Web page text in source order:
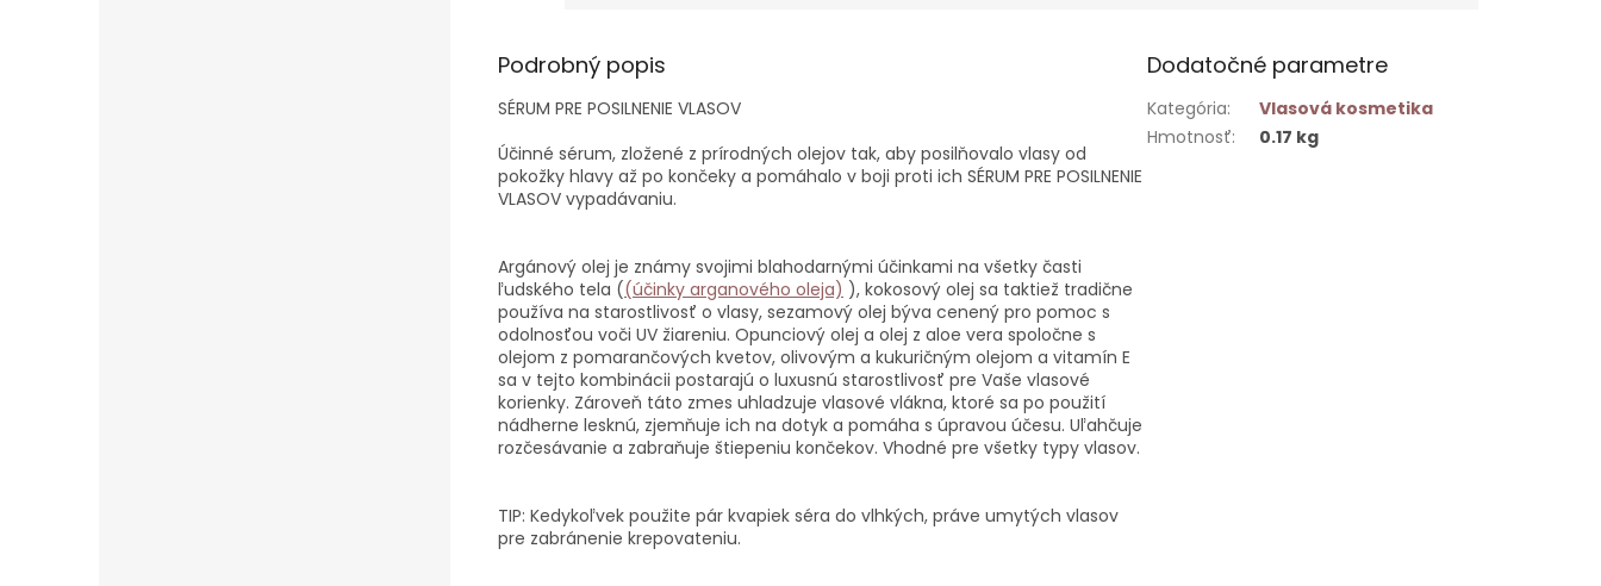
Podrobný popis
SÉRUM PRE POSILNENIE VLASOV
Účinné sérum, zložené z prírodných olejov tak, aby posilňovalo vlasy od
pokožky hlavy až po končeky a pomáhalo v boji proti ich SÉRUM PRE POSILNENIE
VLASOV vypadávaniu.
Argánový olej je známy svojimi blahodarnými účinkami na všetky časti
ľudského tela ((účinky arganového oleja) ), kokosový olej sa taktiež tradične
používa na starostlivosť o vlasy, sezamový olej býva cenený pro pomoc s
odolnosťou voči UV žiareniu. Opunciový olej a olej z aloe vera spoločne s
olejom z pomarančových kvetov, olivovým a kukuričným olejom a vitamín E
sa v tejto kombinácii postarajú o luxusnú starostlivosť pre Vaše vlasové
korienky. Zároveň táto zmes uhladzuje vlasové vlákna, ktoré sa po použití
nádherne lesknú, zjemňuje ich na dotyk a pomáha s úpravou účesu. Uľahčuje
rozčesávanie a zabraňuje štiepeniu končekov. Vhodné pre všetky typy vlasov.
TIP: Kedykoľvek použite pár kvapiek séra do vlhkých, práve umytých vlasov
pre zabránenie krepovateniu.
Dodatočné parametre
Kategória:
Vlasová kosmetika
Hmotnosť: 0.17 kg